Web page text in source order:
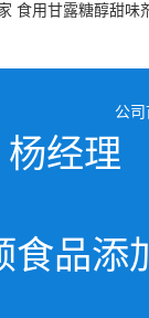
食用甘露糖醇甜味
公司
杨经理
食品添